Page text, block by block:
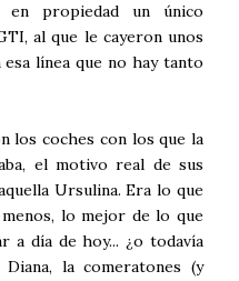
propiedad un único
al que le cayeron unos
línea que no hay tanto
los coches con los que la
el motivo real de sus
Ursulina. Era lo que
lo mejor de lo que
a día de hoy... ¿o todavía
la comeratones (y